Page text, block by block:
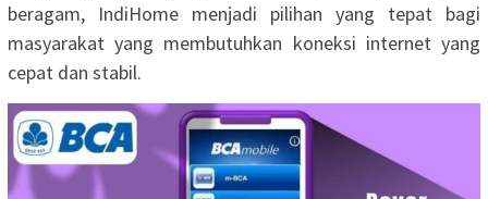
beragam, IndiHome menjadi pilihan yang tepat bagi
masyarakat yang membutuhkan koneksi internet yang
cepat dan stabil.